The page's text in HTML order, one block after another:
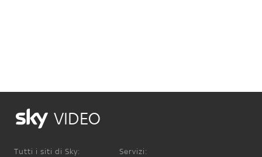
VIDEO
Tutti i siti di Sky: Servizi: